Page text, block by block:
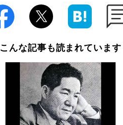
こんな記事も読まれています